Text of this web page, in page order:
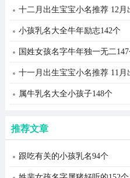
十二月出生宝宝小名推荐 12
小孩乳名大全牛年励志142个
国姓女孩名字牛年独一无二
十一月出生宝宝小名推荐 11
属牛乳名大全小孩子148个
推荐文章
跟吃有关的小孩乳名94个